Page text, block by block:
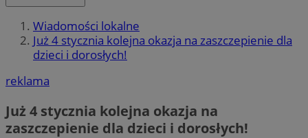
Wiadomości lokalne
Już 4 stycznia kolejna okazja na zaszczepienie dla
dzieci i dorosłych!
reklama
Już 4 stycznia kolejna okazja na
zaszczepienie dla dzieci i dorosłych!